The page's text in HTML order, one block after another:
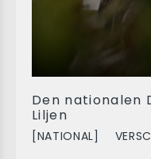
Den nationalen
Liljen
[NATIONAL]